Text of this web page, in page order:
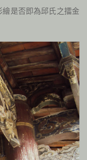
是否即為邱氏之擂金